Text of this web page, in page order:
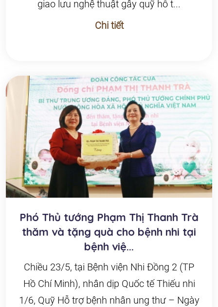
giao lưu nghệ thuật gây quỹ hỗ t...
Chi tiết
Phó Thủ tướng Phạm Thị Thanh Trà
thăm và tặng quà cho bệnh nhi tại
bệnh việ...
Chiều 23/5, tại Bệnh viện Nhi Đồng 2 (TP
Hồ Chí Minh), nhân dịp Quốc tế Thiếu nhi
1/6, Quỹ Hỗ trợ bệnh nhân ung thư – Ngày